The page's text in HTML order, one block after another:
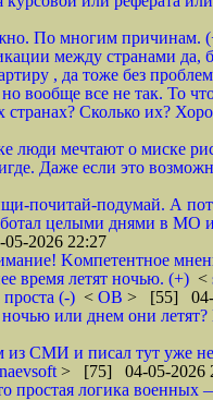
По многим причинам.
между странами да,
, да тоже без
вообще все не так. То
странах? Сколько их?
люди мечтают о миске
Даже если это
почитай-подумай. А
целыми днями в МО
2026 22:27
Kомпетентное
время летят ночью. (+) <
(-) < ОВ > [55] 04-
или днем они летят?
СМИ и писал тут уже
> [75] 04-05-2026
простая логика